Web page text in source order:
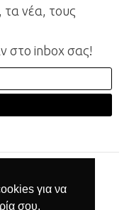
για να
σου.
νέα, τους
στο inbox σας!